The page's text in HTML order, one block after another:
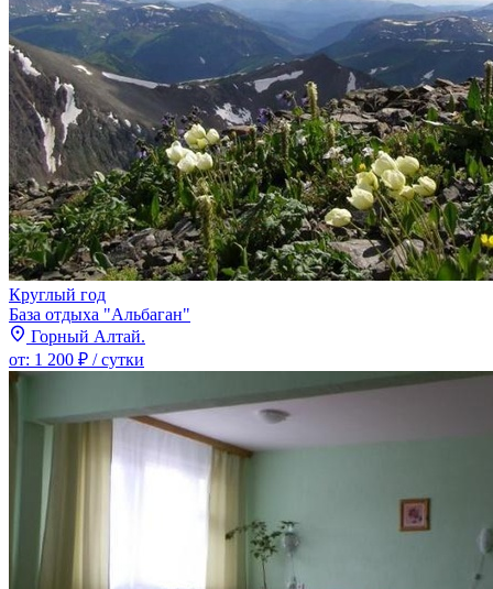
Круглый год
База отдыха "Альбаган"
Горный Алтай.
от: 1 200 ₽ / сутки